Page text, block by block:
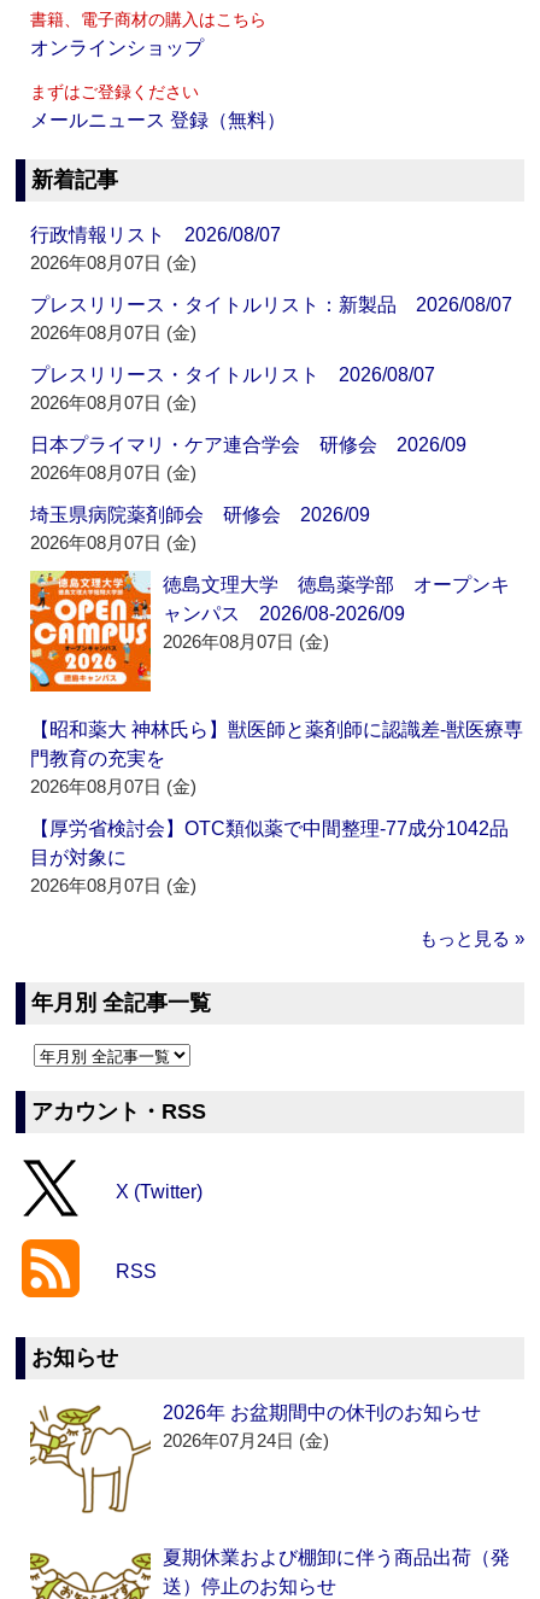
書籍、電子商材の購入はこちら
オンラインショップ
まずはご登録ください
メールニュース 登録（無料）
新着記事
行政情報リスト 2026/08/07
2026年08月07日 (金)
プレスリリース・タイトルリスト：新製品 2026/08/07
2026年08月07日 (金)
プレスリリース・タイトルリスト 2026/08/07
2026年08月07日 (金)
日本プライマリ・ケア連合学会 研修会 2026/09
2026年08月07日 (金)
埼玉県病院薬剤師会 研修会 2026/09
2026年08月07日 (金)
徳島文理大学 徳島薬学部 オープンキ
ャンパス 2026/08-2026/09
2026年08月07日 (金)
【昭和薬大 神林氏ら】獣医師と薬剤師に認識差‐獣医療専
門教育の充実を
2026年08月07日 (金)
【厚労省検討会】OTC類似薬で中間整理‐77成分1042品
目が対象に
2026年08月07日 (金)
もっと見る »
年月別 全記事一覧
アカウント・RSS
X (Twitter)
RSS
お知らせ
2026年 お盆期間中の休刊のお知らせ
2026年07月24日 (金)
夏期休業および棚卸に伴う商品出荷（発
送）停止のお知らせ